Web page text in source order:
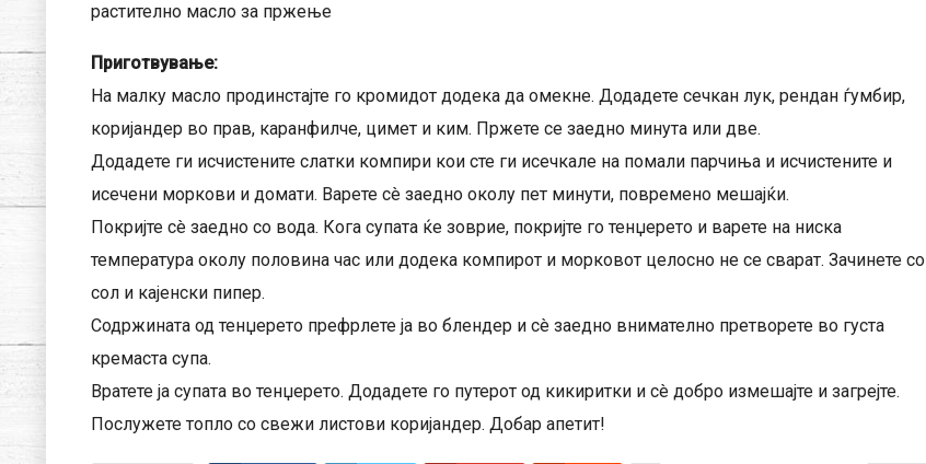
растително масло за пржење
Приготвување:
На малку масло продинстајте го кромидот додека да омекне. Додадете сечкан лук, рендан ѓумбир,
коријандер во прав, каранфилче, цимет и ким. Пржете се заедно минута или две.
Додадете ги исчистените слатки компири кои сте ги исечкале на помали парчиња и исчистените и
исечени моркови и домати. Варете сè заедно околу пет минути, повремено мешајќи.
Покријте сè заедно со вода. Кога супата ќе зоврие, покријте го тенџерето и варете на ниска
температура околу половина час или додека компирот и морковот целосно не се сварат. Зачинете со
сол и кајенски пипер.
Содржината од тенџерето префрлете ја во блендер и сè заедно внимателно претворете во густа
кремаста супа.
Вратете ја супата во тенџерето. Додадете го путерот од кикиритки и сè добро измешајте и загрејте.
Послужете топло со свежи листови коријандер. Добар апетит!